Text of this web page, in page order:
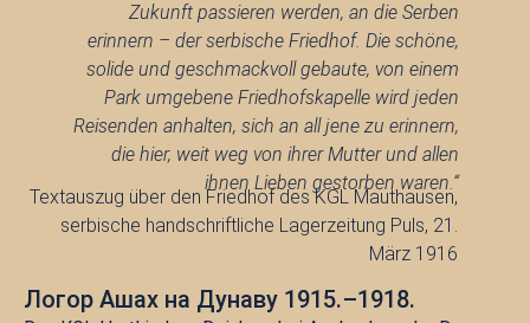
Zukunft passieren werden, an die Serben
erinnern – der serbische Friedhof. Die schöne,
solide und geschmackvoll gebaute, von einem
Park umgebene Friedhofskapelle wird jeden
Reisenden anhalten, sich an all jene zu erinnern,
die hier, weit weg von ihrer Mutter und allen
ihnen Lieben gestorben waren.“
Textauszug über den Friedhof des KGL Mauthausen,
serbische handschriftliche Lagerzeitung Puls, 21.
März 1916
Логор Ашах на Дунаву 1915.–1918.